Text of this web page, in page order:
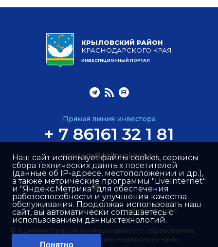
КРЫЛОВСКИЙ РАЙОН
КРАСНОДАРСКОГО КРАЯ
ИНВЕСТИЦИОННЫЙ ПОРТАЛ
Прямая линия инвестора
+ 7 86161 32 1 81
econom@krilovskaya.ru
© Администрация муниципального образования
Крыловский район Краснодарского края
Разработка сайта –Интернет-Имидж
Наш сайт использует файлы cookies, сервисы
сбора технических данных посетителей
(данные об IP-адресе, местоположении и др.),
а также метрические программы "LiveInternet"
и "Яндекс.Метрика" для обеспечения
работоспособности и улучшения качества
обслуживания. Продолжая использовать наш
сайт, вы автоматически соглашаетесь с
использованием данных технологий.
Понятно